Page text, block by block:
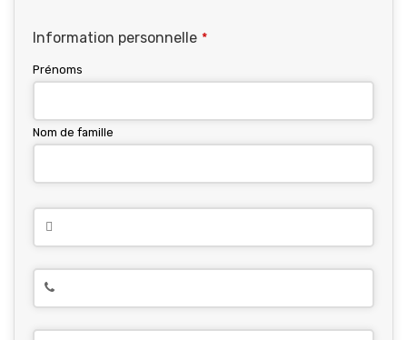
Information personnelle *
Prénoms
Nom de famille